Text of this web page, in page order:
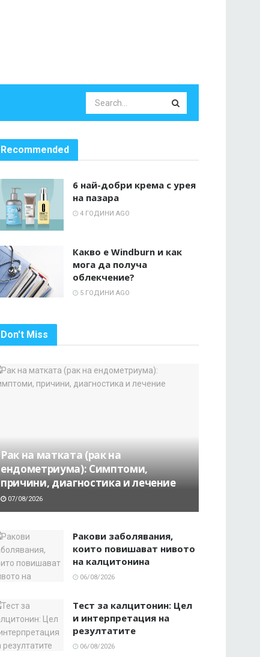
Recommended
6 най-добри крема с урея
на пазара
4 ГОДИНИ AGO
Какво е Windburn и как
мога да получа
облекчение?
5 ГОДИНИ AGO
Don't Miss
Рак на матката (рак на
ендометриума): Симптоми,
причини, диагностика и лечение
07/08/2026
Ракови заболявания,
които повишават нивото
на калцитонина
06/08/2026
Тест за калцитонин: Цел
и интерпретация на
резултатите
06/08/2026